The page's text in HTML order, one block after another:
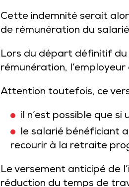
Cette indemnité serait
de rémunération du
Lors du départ définitif
rémunération,
Attention toutefois, ce
il n’est possible que
le salarié bénéficiant
recourir à la retraite
Le versement anticipé de
réduction du temps de